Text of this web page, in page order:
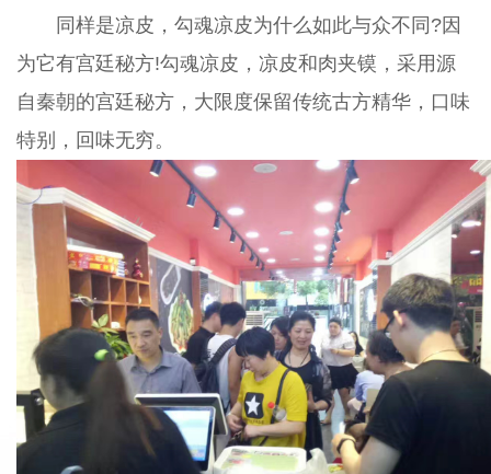
同样是凉皮，勾魂凉皮为什么如此与众不同?因
为它有宫廷秘方!勾魂凉皮，凉皮和肉夹镆，采用源
自秦朝的宫廷秘方，大限度保留传统古方精华，口味
特别，回味无穷。